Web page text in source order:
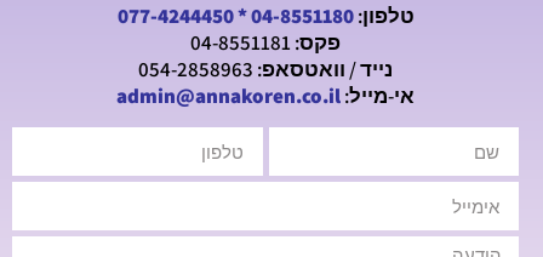
טלפון:04-8551180
*
077-4244450
פקס: 04-8551181
נייד / וואטסאפ: 054-2858963
אי-מייל:admin@annakoren.co.il